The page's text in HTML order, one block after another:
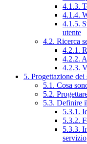
4.1.3.
4.1.4.
4.1.5.
utente
4.2. Ricerca
4.2.1.
4.2.2.
4.2.3.
5. Progettazione dei
5.1. Cosa
5.2.
5.3. Definire
5.3.1.
5.3.2.
5.3.3.
servizio